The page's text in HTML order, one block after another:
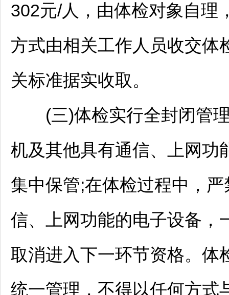
302元/人，由体检对象自理
方式由相关工作人员收交体
关标准据实收取。
(三)体检实行全封闭管理
机及其他具有通信、上网功
集中保管;在体检过程中，
信、上网功能的电子设备，
取消进入下一环节资格。体
统一管理，不得以任何方式